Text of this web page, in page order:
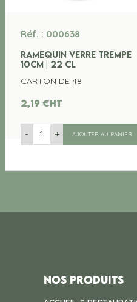
Réf. : 000638
RAMEQUIN VERRE TREMPE
10CM | 22 CL
CARTON DE 48
2,19€ht
- + AJOUTER AU PANIER
Nos produits